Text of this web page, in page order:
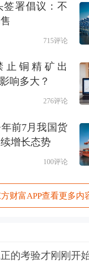
金融债发行进
月，《非银行
，取消非银
批，改为事后
，2024年消
现爆发式增
全年共有11家
发行，其中，招
银消金合计发
签署倡议：不
715评论
止铜精矿出
响多大？
276评论
前7月我国货
增长态势
100评论
财富APP查看更多内
的考验才刚刚开